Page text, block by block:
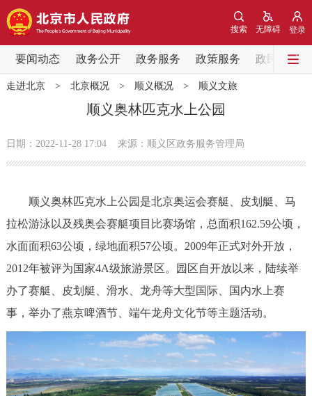
登录
无障碍
搜索
要闻动态 政务公开 政务服务 政策服务 政民互动
要闻动态
党中央精神 国务院信息 中央部委动态
政务公开
市领导 机构职能 政策服务
政策兑现 政策解读 回应关切
决策公开 专题公开
政务服务
走进北京> 北京概况> 顺义概况> 顺义文旅
顺义奥林匹克水上公园
日期：2022-11-28 17:04 来源：顺义区政务服务管理局
顺义奥林匹克水上公园是北京奥运会赛艇、皮划艇、马
拉松游泳以及残奥会赛艇项目比赛场馆，总面积162.59公顷，
水面面积63公顷，绿地面积57公顷。2009年正式对外开放，
2012年被评为国家4A级旅游景区。园区自开放以来，陆续举
办了赛艇、皮划艇、滑水、龙舟等大型国际、国内水上赛
事，举办了燕京啤酒节、端午龙舟文化节等主题活动。